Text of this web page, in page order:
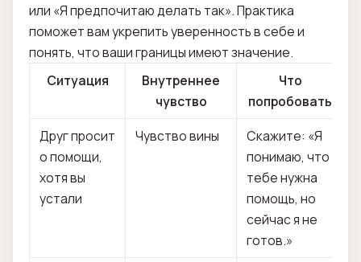
или «Я предпочитаю делать так». Практика
поможет вам укрепить уверенность в себе и
понять, что ваши границы имеют значение.
Ситуация
Внутреннее
чувство
Что
попробовать
Друг просит
о помощи,
хотя вы
устали
Чувство вины
Скажите: «Я
понимаю, что
тебе нужна
помощь, но
сейчас я не
готов.»